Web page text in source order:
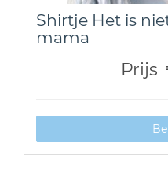
Shirtje Het is
mama
Prijs